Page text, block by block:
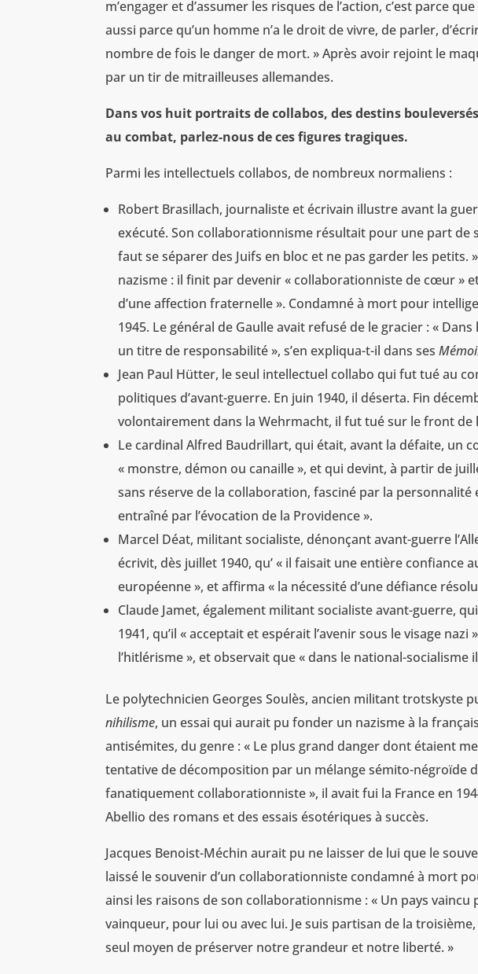
m’engager et d’assumer les risques de l’action, c’est parce
aussi parce qu’un homme n’a le droit de vivre, de parler,
nombre de fois le danger de mort. » Après avoir rejoint le
par un tir de mitrailleuses allemandes.
Dans vos huit portraits de collabos, des destins
au combat, parlez-nous de ces figures tragiques.
Parmi les intellectuels collabos, de nombreux normaliens :
Robert Brasillach, journaliste et écrivain illustre avant la
exécuté. Son collaborationnisme résultait pour une part de
faut se séparer des Juifs en bloc et ne pas garder les
nazisme : il finit par devenir « collaborationniste de cœur »
d’une affection fraternelle ». Condamné à mort pour
1945. Le général de Gaulle avait refusé de le gracier : «
un titre de responsabilité », s’en expliqua-t-il dans ses
Jean Paul Hütter, le seul intellectuel collabo qui fut tué au
politiques d’avant-guerre. En juin 1940, il déserta. Fin
volontairement dans la Wehrmacht, il fut tué sur le front de
Le cardinal Alfred Baudrillart, qui était, avant la défaite, un
« monstre, démon ou canaille », et qui devint, à partir de
sans réserve de la collaboration, fasciné par la personnalité
entraîné par l’évocation de la Providence ».
Marcel Déat, militant socialiste, dénonçant avant-guerre
écrivit, dès juillet 1940, qu’ « il faisait une entière confiance
européenne », et affirma « la nécessité d’une défiance
Claude Jamet, également militant socialiste avant-guerre,
1941, qu’il « acceptait et espérait l’avenir sous le visage
l’hitlérisme », et observait que « dans le national-socialisme
Le polytechnicien Georges Soulès, ancien militant trotskyste
nihilisme, un essai qui aurait pu fonder un nazisme à la
antisémites, du genre : « Le plus grand danger dont étaient
tentative de décomposition par un mélange sémito-négroïde
fanatiquement collaborationniste », il avait fui la France en
Abellio des romans et des essais ésotériques à succès.
Jacques Benoist-Méchin aurait pu ne laisser de lui que le
laissé le souvenir d’un collaborationniste condamné à mort
ainsi les raisons de son collaborationnisme : « Un pays
vainqueur, pour lui ou avec lui. Je suis partisan de la
seul moyen de préserver notre grandeur et notre liberté. »